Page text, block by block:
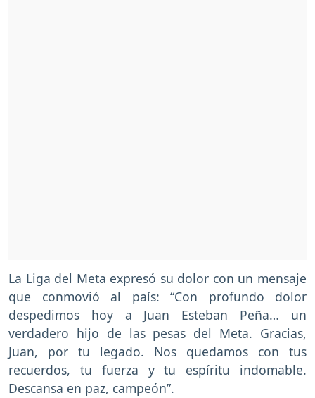
La Liga del Meta expresó su dolor con un mensaje
que conmovió al país: “Con profundo dolor
despedimos hoy a Juan Esteban Peña… un
verdadero hijo de las pesas del Meta. Gracias,
Juan, por tu legado. Nos quedamos con tus
recuerdos, tu fuerza y tu espíritu indomable.
Descansa en paz, campeón”.